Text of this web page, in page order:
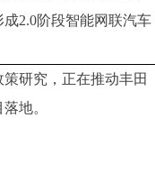
2.0阶段智能网联汽车
研究，正在推动丰田
地。